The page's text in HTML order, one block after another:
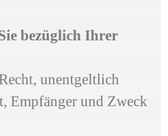
bezüglich Ihrer
unentgeltlich
Empfänger und Zweck